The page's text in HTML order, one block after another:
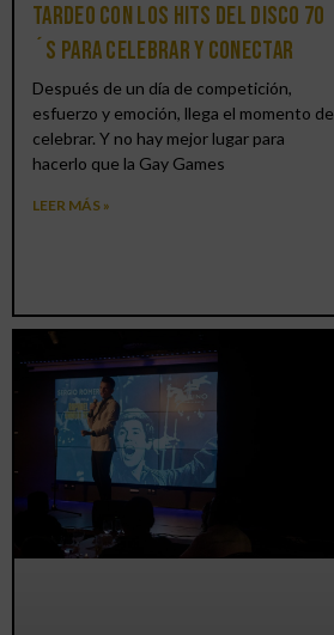
tardeo con los hits del DISCO 70
´S para celebrar y conectar
Después de un día de competición,
esfuerzo y emoción, llega el momento de
celebrar. Y no hay mejor lugar para
hacerlo que la Gay Games
LEER MÁS »